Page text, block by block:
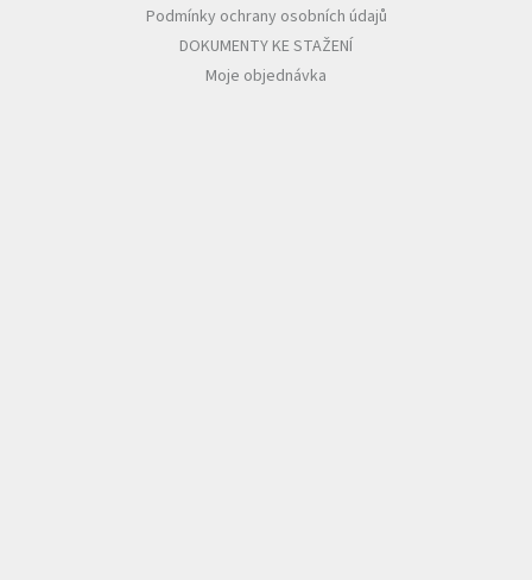
Podmínky ochrany osobních údajů
DOKUMENTY KE STAŽENÍ
Moje objednávka